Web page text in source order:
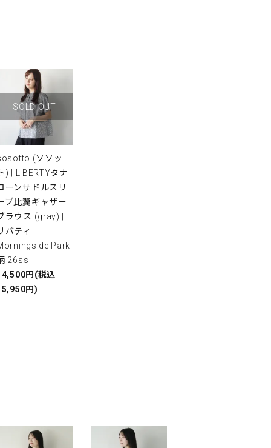
SOLD OUT
(ソソッ
ト) | LIBERTYタナ
ーンサドルスリ
ブ比翼ギャザー
ラウス (gray) |
バティ
Park
26ss
円(税込
円)